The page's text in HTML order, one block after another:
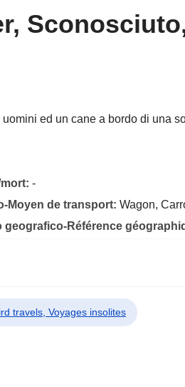
ed un cane a bordo di una
-
Moyen de transport: Wagon,
Référence
travels, Voyages insolites